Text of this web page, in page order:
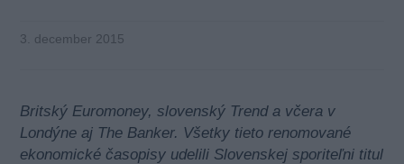
3. december 2015
Britský Euromoney, slovenský Trend a včera v
Londýne aj The Banker. Všetky tieto renomované
ekonomické časopisy udelili Slovenskej sporiteľni titul